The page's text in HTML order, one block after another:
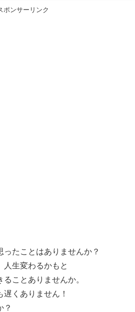
ポンサーリンク
ったことはありませんか？
人生変わるかもと
ことありませんか。
くありません！
？